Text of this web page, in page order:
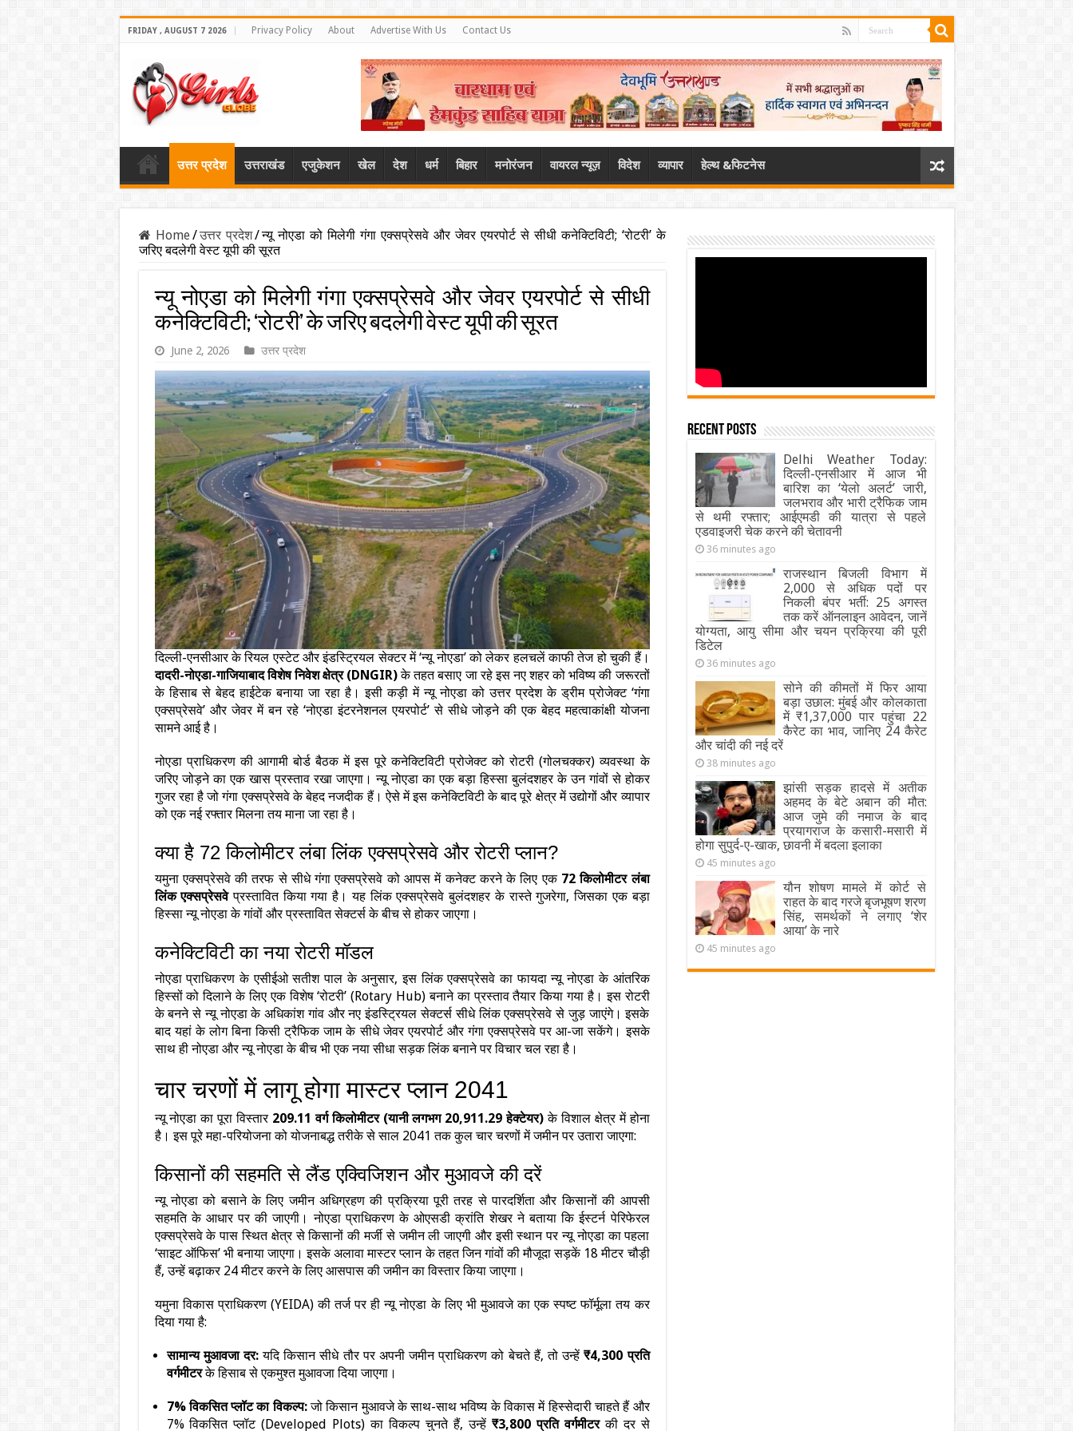
FRIDAY , AUGUST 7 2026 Privacy Policy About Advertise With Us Contact Us
उत्तर प्रदेश उत्तराखंड एजुकेशन खेल देश धर्म बिहार मनोरंजन वायरल न्यूज़ विदेश व्यापार हेल्थ &फिटनेस
Home/उत्तर प्रदेश/न्यू नोएडा को मिलेगी गंगा एक्सप्रेसवे और जेवर एयरपोर्ट से सीधी कनेक्टिविटी; ‘रोटरी’ के
जरिए बदलेगी वेस्ट यूपी की सूरत
न्यू नोएडा को मिलेगी गंगा एक्सप्रेसवे और जेवर एयरपोर्ट से सीधी
कनेक्टिविटी; ‘रोटरी’ के जरिए बदलेगी वेस्ट यूपी की सूरत
June 2, 2026 उत्तर प्रदेश
दिल्ली-एनसीआर के रियल एस्टेट और इंडस्ट्रियल सेक्टर में ‘न्यू नोएडा’ को लेकर हलचलें काफी तेज हो चुकी हैं।
दादरी-नोएडा-गाजियाबाद विशेष निवेश क्षेत्र (DNGIR)के तहत बसाए जा रहे इस नए शहर को भविष्य की जरूरतों
के हिसाब से बेहद हाईटेक बनाया जा रहा है। इसी कड़ी में न्यू नोएडा को उत्तर प्रदेश के ड्रीम प्रोजेक्ट ‘गंगा
एक्सप्रेसवे’ और जेवर में बन रहे ‘नोएडा इंटरनेशनल एयरपोर्ट’ से सीधे जोड़ने की एक बेहद महत्वाकांक्षी योजना
सामने आई है।
नोएडा प्राधिकरण की आगामी बोर्ड बैठक में इस पूरे कनेक्टिविटी प्रोजेक्ट को रोटरी (गोलचक्कर) व्यवस्था के
जरिए जोड़ने का एक खास प्रस्ताव रखा जाएगा। न्यू नोएडा का एक बड़ा हिस्सा बुलंदशहर के उन गांवों से होकर
गुजर रहा है जो गंगा एक्सप्रेसवे के बेहद नजदीक हैं। ऐसे में इस कनेक्टिविटी के बाद पूरे क्षेत्र में उद्योगों और व्यापार
को एक नई रफ्तार मिलना तय माना जा रहा है।
क्या है 72 किलोमीटर लंबा लिंक एक्सप्रेसवे और रोटरी प्लान?
यमुना एक्सप्रेसवे की तरफ से सीधे गंगा एक्सप्रेसवे को आपस में कनेक्ट करने के लिए एक 72 किलोमीटर लंबा
लिंक एक्सप्रेसवेप्रस्तावित किया गया है। यह लिंक एक्सप्रेसवे बुलंदशहर के रास्ते गुजरेगा, जिसका एक बड़ा
हिस्सा न्यू नोएडा के गांवों और प्रस्तावित सेक्टर्स के बीच से होकर जाएगा।
कनेक्टिविटी का नया रोटरी मॉडल
नोएडा प्राधिकरण के एसीईओ सतीश पाल के अनुसार, इस लिंक एक्सप्रेसवे का फायदा न्यू नोएडा के आंतरिक
हिस्सों को दिलाने के लिए एक विशेष ‘रोटरी’ (Rotary Hub) बनाने का प्रस्ताव तैयार किया गया है। इस रोटरी
के बनने से न्यू नोएडा के अधिकांश गांव और नए इंडस्ट्रियल सेक्टर्स सीधे लिंक एक्सप्रेसवे से जुड़ जाएंगे। इसके
बाद यहां के लोग बिना किसी ट्रैफिक जाम के सीधे जेवर एयरपोर्ट और गंगा एक्सप्रेसवे पर आ-जा सकेंगे। इसके
साथ ही नोएडा और न्यू नोएडा के बीच भी एक नया सीधा सड़क लिंक बनाने पर विचार चल रहा है।
चार चरणों में लागू होगा मास्टर प्लान 2041
न्यू नोएडा का पूरा विस्तार 209.11 वर्ग किलोमीटर (यानी लगभग 20,911.29 हेक्टेयर) के विशाल क्षेत्र में होना
है। इस पूरे महा-परियोजना को योजनाबद्ध तरीके से साल 2041 तक कुल चार चरणों में जमीन पर उतारा जाएगा:
किसानों की सहमति से लैंड एक्विजिशन और मुआवजे की दरें
न्यू नोएडा को बसाने के लिए जमीन अधिग्रहण की प्रक्रिया पूरी तरह से पारदर्शिता और किसानों की आपसी
सहमति के आधार पर की जाएगी। नोएडा प्राधिकरण के ओएसडी क्रांति शेखर ने बताया कि ईस्टर्न पेरिफेरल
एक्सप्रेसवे के पास स्थित क्षेत्र से किसानों की मर्जी से जमीन ली जाएगी और इसी स्थान पर न्यू नोएडा का पहला
‘साइट ऑफिस’ भी बनाया जाएगा। इसके अलावा मास्टर प्लान के तहत जिन गांवों की मौजूदा सड़कें 18 मीटर चौड़ी
हैं, उन्हें बढ़ाकर 24 मीटर करने के लिए आसपास की जमीन का विस्तार किया जाएगा।
यमुना विकास प्राधिकरण (YEIDA) की तर्ज पर ही न्यू नोएडा के लिए भी मुआवजे का एक स्पष्ट फॉर्मूला तय कर
दिया गया है:
सामान्य मुआवजा दर:यदि किसान सीधे तौर पर अपनी जमीन प्राधिकरण को बेचते हैं, तो उन्हें₹4,300 प्रति
वर्गमीटरके हिसाब से एकमुश्त मुआवजा दिया जाएगा।
7% विकसित प्लॉट का विकल्प:जो किसान मुआवजे के साथ-साथ भविष्य के विकास में हिस्सेदारी चाहते हैं और
7% विकसित प्लॉट (Developed Plots) का विकल्प चुनते हैं, उन्हें ₹3,800 प्रति वर्गमीटरकी दर से
Recent Posts
Delhi Weather Today:
दिल्ली-एनसीआर में आज भी
बारिश का ‘येलो अलर्ट’ जारी,
जलभराव और भारी ट्रैफिक जाम
से थमी रफ्तार; आईएमडी की यात्रा से पहले
एडवाइजरी चेक करने की चेतावनी
36 minutes ago
राजस्थान बिजली विभाग में
2,000 से अधिक पदों पर
निकली बंपर भर्ती: 25 अगस्त
तक करें ऑनलाइन आवेदन, जानें
योग्यता, आयु सीमा और चयन प्रक्रिया की पूरी
डिटेल
36 minutes ago
सोने की कीमतों में फिर आया
बड़ा उछाल: मुंबई और कोलकाता
में ₹1,37,000 पार पहुंचा 22
कैरेट का भाव, जानिए 24 कैरेट
और चांदी की नई दरें
38 minutes ago
झांसी सड़क हादसे में अतीक
अहमद के बेटे अबान की मौत:
आज जुमे की नमाज के बाद
प्रयागराज के कसारी-मसारी में
होगा सुपुर्द-ए-खाक, छावनी में बदला इलाका
45 minutes ago
यौन शोषण मामले में कोर्ट से
राहत के बाद गरजे बृजभूषण शरण
सिंह, समर्थकों ने लगाए ‘शेर
आया’ के नारे
45 minutes ago